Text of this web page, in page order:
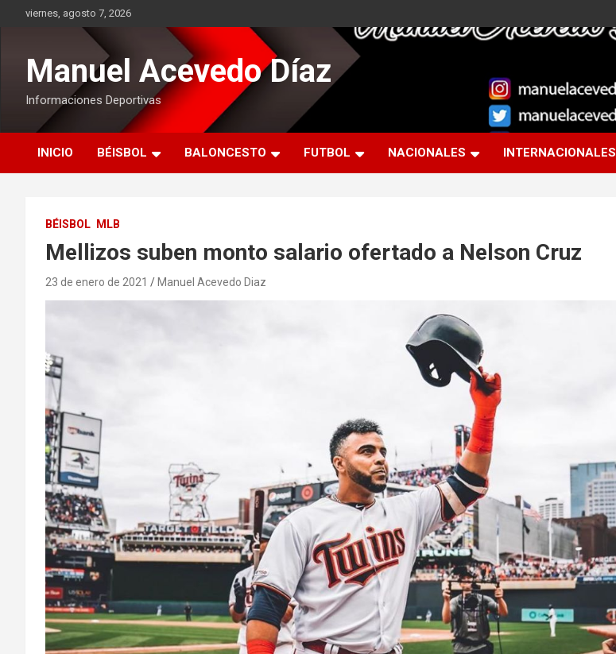
viernes, agosto 7, 2026
Manuel Acevedo Díaz
Informaciones Deportivas
INICIO BÉISBOL BALONCESTO FUTBOL NACIONALES INTERNACIONALES
BÉISBOL MLB
Mellizos suben monto salario ofertado a Nelson Cruz
23 de enero de 2021 Manuel Acevedo Diaz